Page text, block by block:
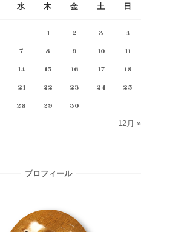
水 木 金 土 日
1 2 3
4
7 8 9 10
11
14 15 16 17
18
21 22 23 24
25
28 29 30
12月 »
プロフィール